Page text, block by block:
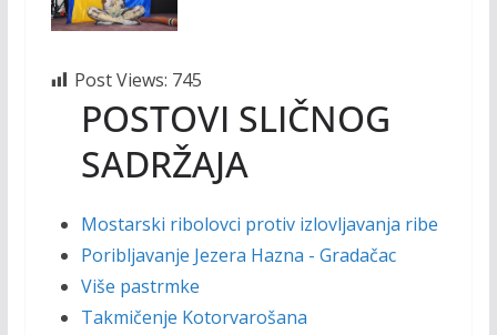
Post Views: 745
POSTOVI SLIČNOG
SADRŽAJA
Mostarski ribolovci protiv izlovljavanja ribe
Poribljavanje Jezera Hazna - Gradačac
Više pastrmke
Takmičenje Kotorvarošana